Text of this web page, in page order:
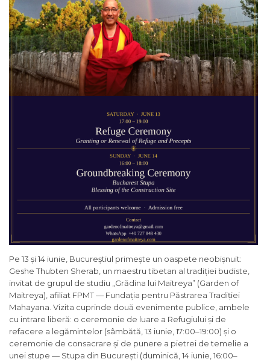
Pe 13 și 14 iunie, Bucureștiul primește un oaspete neobișnuit:
Geshe Thubten Sherab, un maestru tibetan al tradiției budiste,
invitat de grupul de studiu „Grădina lui Maitreya” (Garden of
Maitreya), afiliat FPMT — Fundația pentru Păstrarea Tradiției
Mahayana. Vizita cuprinde două evenimente publice, ambele
cu intrare liberă: o ceremonie de luare a Refugiului și de
refacere a legămintelor (sâmbătă, 13 iunie, 17:00–19:00) și o
ceremonie de consacrare și de punere a pietrei de temelie a
unei stupe — Stupa din București (duminică, 14 iunie, 16:00–